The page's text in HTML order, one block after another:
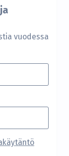
vuodessa